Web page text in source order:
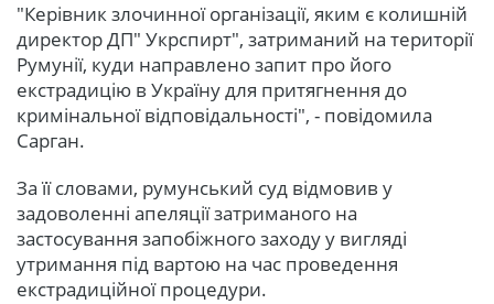
"Керівник злочинної організації, яким є колишній
директор ДП" Укрспирт", затриманий на території
Румунії, куди направлено запит про його
екстрадицію в Україну для притягнення до
кримінальної відповідальності", - повідомила
Сарган.
За її словами, румунський суд відмовив у
задоволенні апеляції затриманого на
застосування запобіжного заходу у вигляді
утримання під вартою на час проведення
екстрадиційної процедури.